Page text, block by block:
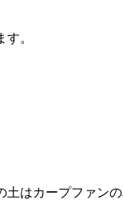
。
はカープファン